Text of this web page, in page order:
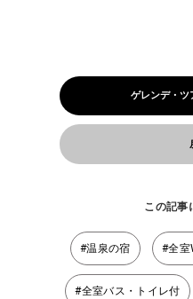
ゲレンデ・ツ
この記事
#温泉の宿 #全室
#全室バス・トイレ付